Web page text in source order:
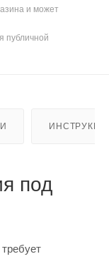
и может
публичной
под